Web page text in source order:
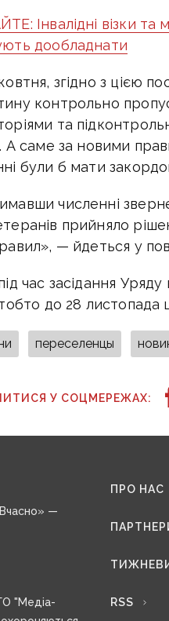
Інвалідні візки та
дообладнати
згідно з цією
контрольно
та
А саме за новими
були б мати
численні
прийняло
— йдеться у
час засідання
до 28 листопада
переселенцы
У СОЦМЕРЕЖАХ:
—
"Медіа-
ПРО НАС
RSS